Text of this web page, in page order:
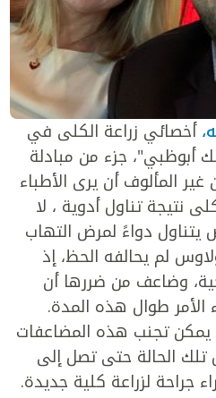
أخصائي زراعة الكلى في
أبوظبي"، جزء من مبادلة
غير المألوف أن يرى الأطباء
نتيجة تناول أدوية ، لا
دواءً لمرض التهاب
لم يحالفه الحظ، إذ
وضاعف من ضررها أن
الأمر طوال هذه المدة.
يمكن تجنب هذه المضاعفات
تلك الحالة حتى تصل إلى
جراحة لزراعة كلية جديدة.